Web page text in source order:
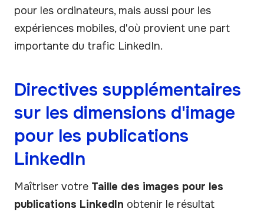
pour les ordinateurs, mais aussi pour les
expériences mobiles, d'où provient une part
importante du trafic LinkedIn.
Directives supplémentaires
sur les dimensions d'image
pour les publications
LinkedIn
Maîtriser votre Taille des images pour les
publications LinkedIn obtenir le résultat